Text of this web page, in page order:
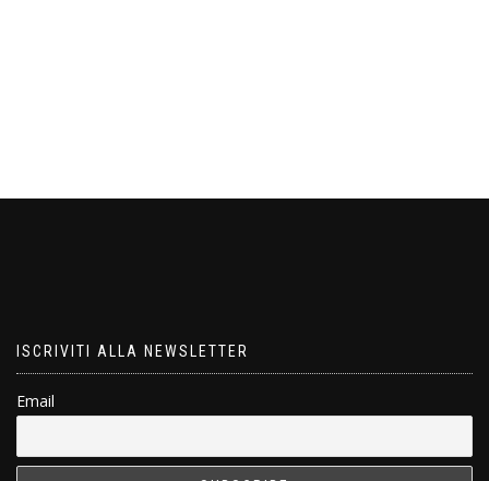
ISCRIVITI ALLA NEWSLETTER
Email